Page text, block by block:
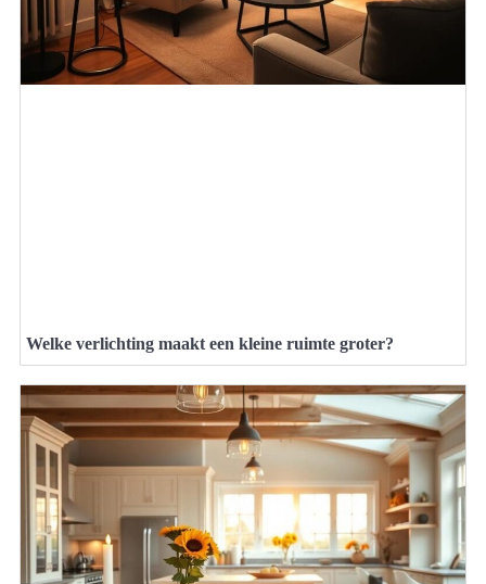
Welke verlichting maakt een kleine ruimte groter?